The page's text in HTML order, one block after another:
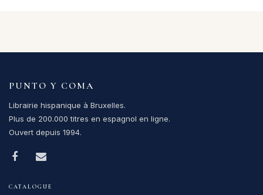
PUNTO Y COMA
Librairie hispanique à Bruxelles.
Plus de 200.000 titres en espagnol en ligne.
Ouvert depuis 1994.
CATALOGUE